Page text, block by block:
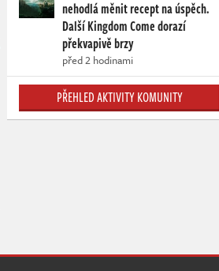
nehodlá měnit recept na úspěch.
Další Kingdom Come dorazí
překvapivě brzy
před 2 hodinami
PŘEHLED AKTIVITY KOMUNITY